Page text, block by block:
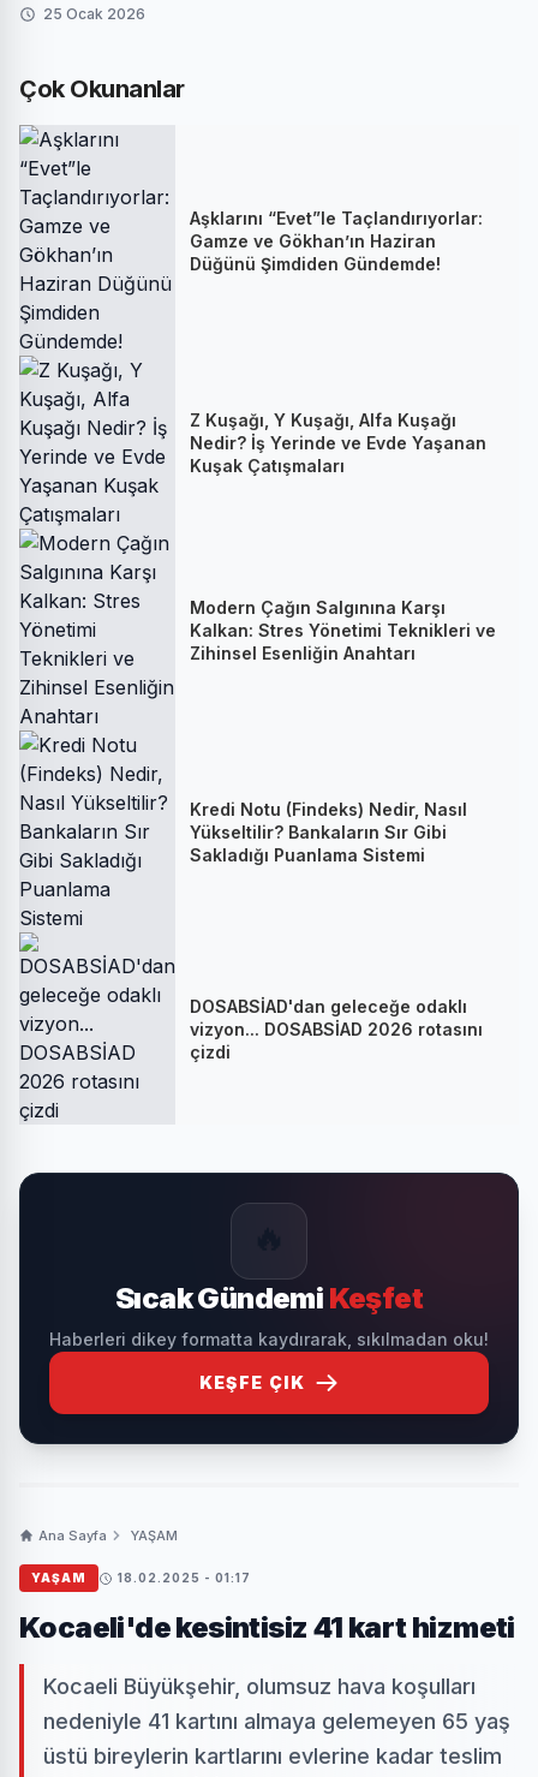
25 Ocak 2026
Çok Okunanlar
Aşklarını “Evet”le Taçlandırıyorlar:
Gamze ve Gökhan’ın Haziran
Düğünü Şimdiden Gündemde!
Z Kuşağı, Y Kuşağı, Alfa Kuşağı
Nedir? İş Yerinde ve Evde Yaşanan
Kuşak Çatışmaları
Modern Çağın Salgınına Karşı
Kalkan: Stres Yönetimi Teknikleri ve
Zihinsel Esenliğin Anahtarı
Kredi Notu (Findeks) Nedir, Nasıl
Yükseltilir? Bankaların Sır Gibi
Sakladığı Puanlama Sistemi
DOSABSİAD'dan geleceğe odaklı
vizyon... DOSABSİAD 2026 rotasını
çizdi
Sıcak Gündemi Keşfet
Haberleri dikey formatta kaydırarak, sıkılmadan oku!
KEŞFE ÇIK
Ana Sayfa YAŞAM
YAŞAM 18.02.2025 - 01:17
Kocaeli'de kesintisiz 41 kart hizmeti
Kocaeli Büyükşehir, olumsuz hava koşulları
nedeniyle 41 kartını almaya gelemeyen 65 yaş
üstü bireylerin kartlarını evlerine kadar teslim